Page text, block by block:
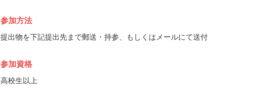
参加方法
提出物を下記提出先まで郵送・持参、もしくはメールにて送付
参加資格
高校生以上